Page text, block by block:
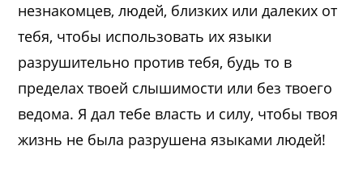
незнакомцев, людей, близких или далеких от
тебя, чтобы использовать их языки
разрушительно против тебя, будь то в
пределах твоей слышимости или без твоего
ведома. Я дал тебе власть и силу, чтобы твоя
жизнь не была разрушена языками людей!